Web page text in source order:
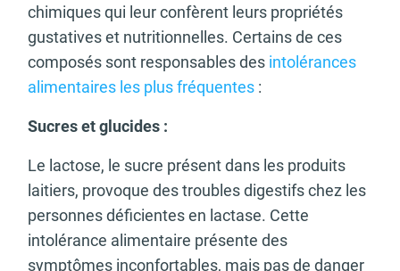
chimiques qui leur confèrent leurs propriétés
gustatives et nutritionnelles. Certains de ces
composés sont responsables des intolérances
alimentaires les plus fréquentes :
Sucres et glucides :
Le lactose, le sucre présent dans les produits
laitiers, provoque des troubles digestifs chez les
personnes déficientes en lactase. Cette
intolérance alimentaire présente des
symptômes inconfortables, mais pas de danger